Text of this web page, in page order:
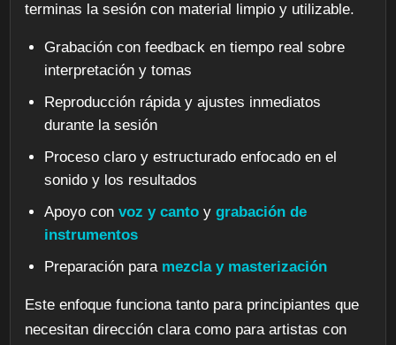
terminas la sesión con material limpio y utilizable.
Grabación con feedback en tiempo real sobre
interpretación y tomas
Reproducción rápida y ajustes inmediatos
durante la sesión
Proceso claro y estructurado enfocado en el
sonido y los resultados
Apoyo convoz y canto ygrabación de
instrumentos
Preparación para mezcla y masterización
Este enfoque funciona tanto para principiantes que
necesitan dirección clara como para artistas con